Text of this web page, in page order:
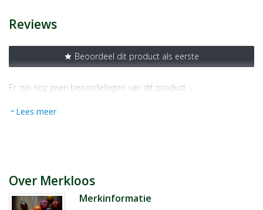
Reviews
star Beoordeel dit product als eerste
Er zijn nog geen beoordelingen van dit product …
expand_more Lees meer
Over Merkloos
Merkinformatie